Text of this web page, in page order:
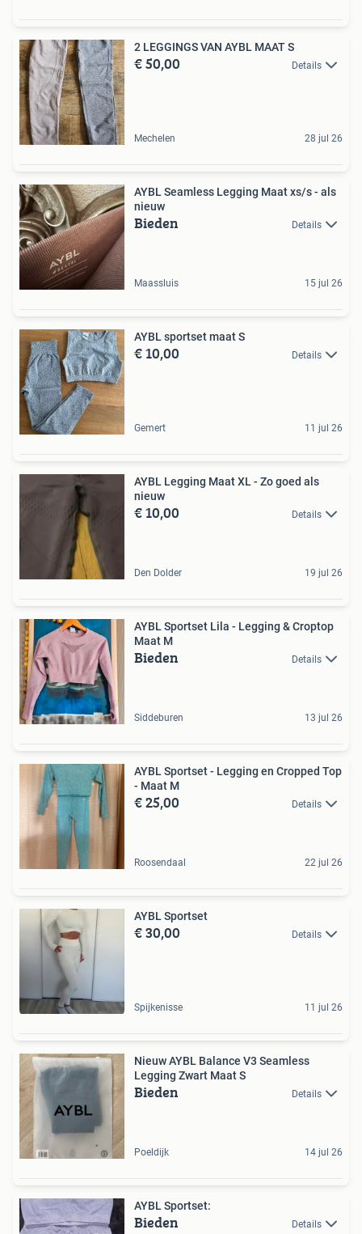
2 LEGGINGS VAN AYBL MAAT S
€ 50,00 Details
Mechelen 28 jul 26
AYBL Seamless Legging Maat xs/s - als
nieuw
Bieden Details
Maassluis 15 jul 26
AYBL sportset maat S
€ 10,00 Details
Gemert 11 jul 26
AYBL Legging Maat XL - Zo goed als
nieuw
€ 10,00 Details
Den Dolder 19 jul 26
AYBL Sportset Lila - Legging & Croptop
Maat M
Bieden Details
Siddeburen 13 jul 26
AYBL Sportset - Legging en Cropped Top
- Maat M
€ 25,00 Details
Roosendaal 22 jul 26
AYBL Sportset
€ 30,00 Details
Spijkenisse 11 jul 26
Nieuw AYBL Balance V3 Seamless
Legging Zwart Maat S
Bieden Details
Poeldijk 14 jul 26
AYBL Sportset:
Bieden Details